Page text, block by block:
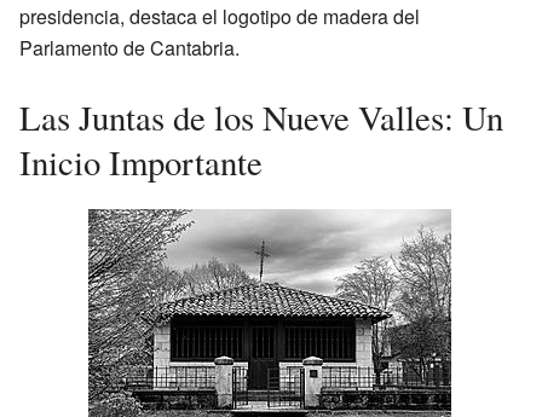
presidencia, destaca el logotipo de madera del
Parlamento de Cantabria.
Las Juntas de los Nueve Valles: Un
Inicio Importante